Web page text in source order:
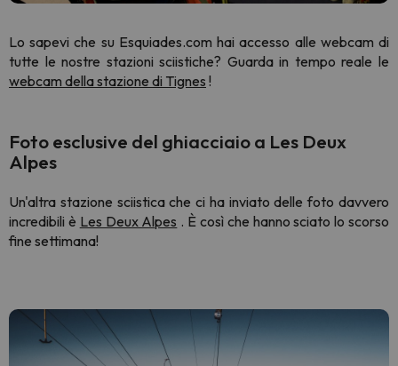
Lo sapevi che su Esquiades.com hai accesso alle webcam di
tutte le nostre stazioni sciistiche? Guardain tempo realele
webcam della stazione di Tignes !
Foto esclusive del ghiacciaio a Les Deux
Alpes
Un'altra stazione sciistica che ci ha inviato delle foto davvero
incredibili è Les Deux Alpes . È così che hanno sciato lo scorso
fine settimana!